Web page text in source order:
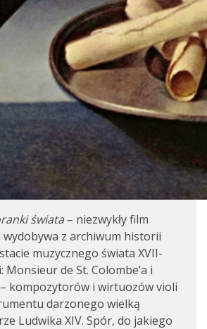
świata – niezwykły film
wydobywa z archiwum historii
muzycznego świata XVII-
Monsieur de St. Colombe’a i
kompozytorów i wirtuozów violi
darzonego wielką
Ludwika XIV. Spór, do jakiego